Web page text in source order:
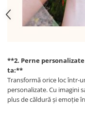
**2. Perne
ta:**
Transformă orice loc într-
personalizate. Cu imagini
plus de căldură și emoție